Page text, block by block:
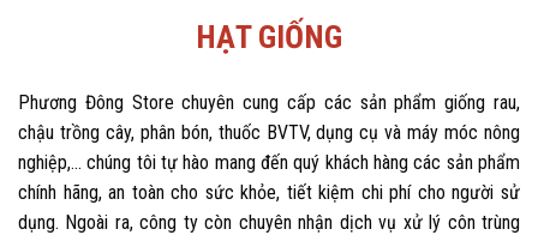
HẠT GIỐNG
Phương Đông Store chuyên cung cấp các sản phẩm giống rau,
chậu trồng cây, phân bón, thuốc BVTV, dụng cụ và máy móc nông
nghiệp,... chúng tôi tự hào mang đến quý khách hàng các sản phẩm
chính hãng, an toàn cho sức khỏe, tiết kiệm chi phí cho người sử
dụng. Ngoài ra, công ty còn chuyên nhận dịch vụ xử lý côn trùng